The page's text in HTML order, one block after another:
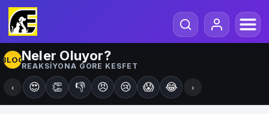
BLOGNeler Oluyor?
REAKSIYONA GORE KESFET
‹ 😍 👏 👎 😠 😢 😱 😂 ›